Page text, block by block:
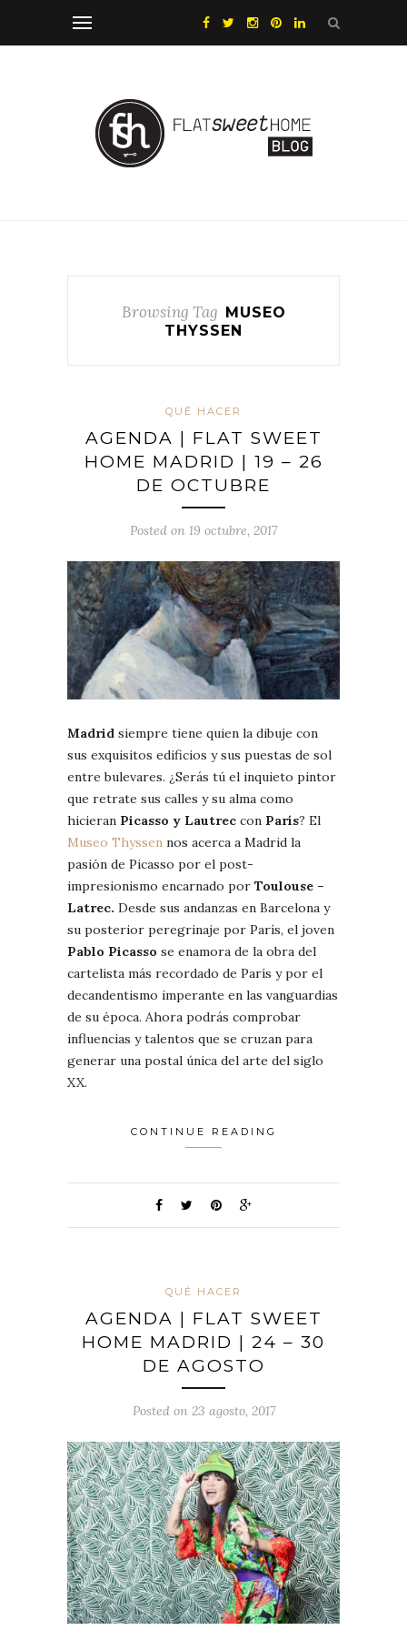
Browsing Tag MUSEO
THYSSEN
QUÉ HACER
AGENDA | FLAT SWEET
HOME MADRID | 19 – 26
DE OCTUBRE
Posted on 19 octubre, 2017
Madrid siempre tiene quien la dibuje con
sus exquisitos edificios y sus puestas de sol
entre bulevares. ¿Serás tú el inquieto pintor
que retrate sus calles y su alma como
hicieran Picasso y Lautrec con París? El
Museo Thyssen nos acerca a Madrid la
pasión de Picasso por el post-
impresionismo encarnado por Toulouse –
Latrec. Desde sus andanzas en Barcelona y
su posterior peregrinaje por París, el joven
Pablo Picasso se enamora de la obra del
cartelista más recordado de París y por el
decandentismo imperante en las vanguardias
de su época. Ahora podrás comprobar
influencias y talentos que se cruzan para
generar una postal única del arte del siglo
XX.
CONTINUE READING
QUÉ HACER
AGENDA | FLAT SWEET
HOME MADRID | 24 – 30
DE AGOSTO
Posted on 23 agosto, 2017